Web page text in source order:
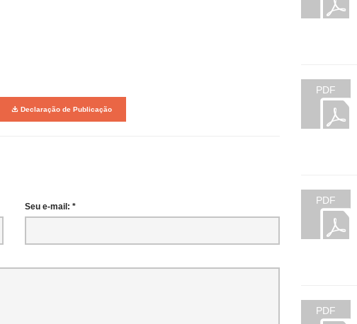
Declaração de Publicação
Seu e-mail: *
PDF
PDF
PDF